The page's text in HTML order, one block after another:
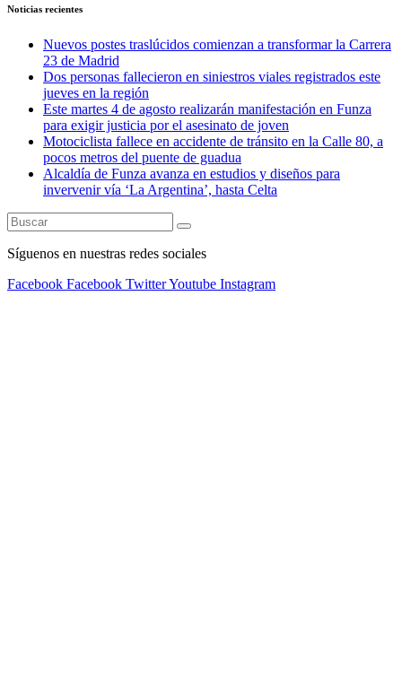
Noticias recientes
Nuevos postes traslúcidos comienzan a transformar la Carrera
23 de Madrid
Dos personas fallecieron en siniestros viales registrados este
jueves en la región
Este martes 4 de agosto realizarán manifestación en Funza
para exigir justicia por el asesinato de joven
Motociclista fallece en accidente de tránsito en la Calle 80, a
pocos metros del puente de guadua
Alcaldía de Funza avanza en estudios y diseños para
invervenir vía ‘La Argentina’, hasta Celta
Síguenos en nuestras redes sociales
Facebook Facebook TwitterYoutube Instagram